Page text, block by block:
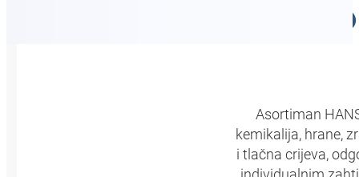
Asortiman
kemikalija, hrane,
i tlačna crijeva,